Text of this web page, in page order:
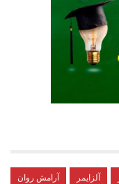
آرامش روان آلزایمر